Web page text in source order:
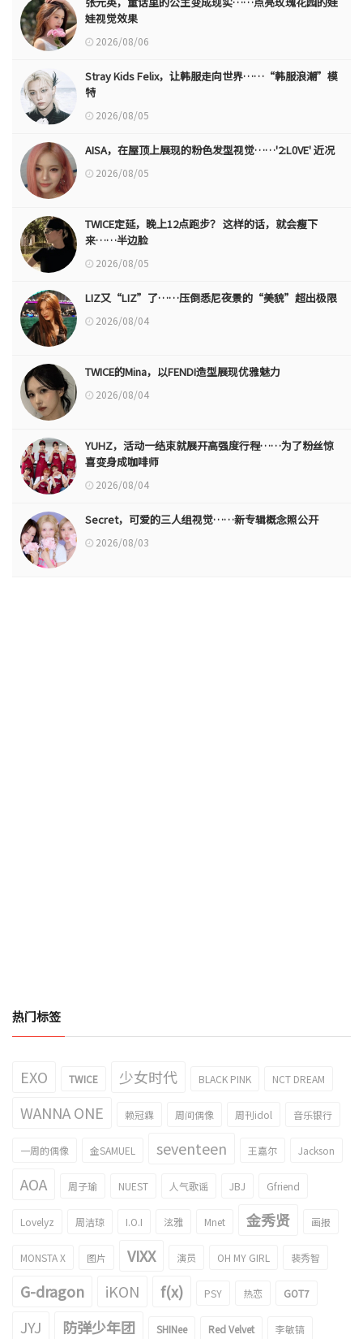
娃视觉效果
2026/08/06
Stray Kids Felix，让韩服走向世界……“韩服浪潮”模
特
2026/08/05
AISA，在屋顶上展现的粉色发型视觉……'2:L0VE' 近况
2026/08/05
TWICE定延，晚上12点跑步？ 这样的话，就会瘦下
来……半边脸
2026/08/05
LIZ又“LIZ”了……压倒悉尼夜景的“美貌”超出极限
2026/08/04
TWICE的Mina，以FENDI造型展现优雅魅力
2026/08/04
YUHZ，活动一结束就展开高强度行程……为了粉丝惊
喜变身成咖啡师
2026/08/04
Secret，可爱的三人组视觉……新专辑概念照公开
2026/08/03
热门标签
EXO TWICE 少女时代 BLACK PINK NCT DREAM
WANNA ONE 赖冠霖 周间偶像 周刊idol 音乐银行
一周的偶像 金SAMUEL seventeen 王嘉尔 Jackson
AOA 周子瑜 NUEST 人气歌谣 JBJ Gfriend
Lovelyz 周洁琼 I.O.I 泫雅 Mnet 金秀贤 画报
MONSTA X 图片 VIXX 演员 OH MY GIRL 裴秀智
G-dragon iKON f(x) PSY 热恋 GOT7
JYJ 防弹少年团 SHINee Red Velvet 李敏镐